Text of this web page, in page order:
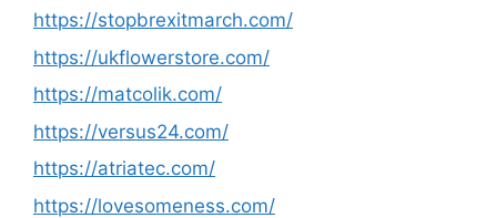
https://stopbrexitmarch.com/
https://ukflowerstore.com/
https://matcolik.com/
https://versus24.com/
https://atriatec.com/
https://lovesomeness.com/